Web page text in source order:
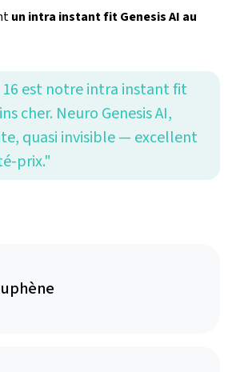
un intra instant fit Genesis AI au
16 est notre intra instant fit
cher. Neuro Genesis AI,
quasi invisible — excellent
prix."